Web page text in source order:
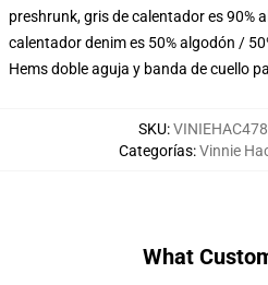
preshrunk, gris de calentador es 90%
calentador denim es 50% algodón /
Hems doble aguja y banda de cuello
SKU:
Categorías:Vinnie
What